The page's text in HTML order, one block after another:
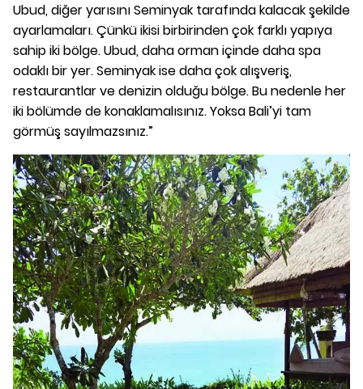
Ubud, diğer yarısını Seminyak tarafında kalacak şekilde
ayarlamaları. Çünkü ikisi birbirinden çok farklı yapıya
sahip iki bölge. Ubud, daha orman içinde daha spa
odaklı bir yer. Seminyak ise daha çok alışveriş,
restaurantlar ve denizin olduğu bölge. Bu nedenle her
iki bölümde de konaklamalısınız. Yoksa Bali’yi tam
görmüş sayılmazsınız.”